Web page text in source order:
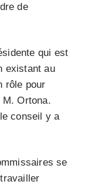
de
qui est
existant au
rôle pour
Ortona.
conseil y a
se